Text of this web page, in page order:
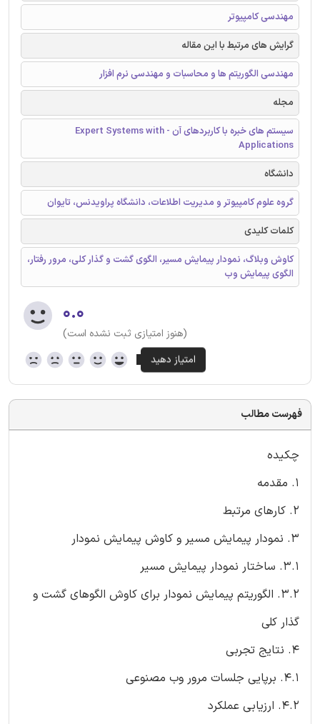
مهندسی کامپیوتر
گرایش های مرتبط با این مقاله
مهندسی الگوریتم ها و محاسبات و مهندسی نرم افزار
مجله
سیستم های خبره با کاربردهای آن - Expert Systems with
Applications
دانشگاه
گروه علوم کامپیوتر و مدیریت اطلاعات، دانشگاه پراویدنس، تایوان
کلمات کلیدی
کاوش وبلاگ، نمودار پیمایش مسیر، الگوی گشت و گذار کلی، مرور رفتار،
الگوی پیمایش وب
۰.۰
(هنوز امتیازی ثبت نشده است)
فهرست مطالب
چکیده
1. مقدمه
2. کارهای مرتبط
3. نمودار پیمایش مسیر و کاوش پیمایش نمودار
3.1. ساختار نمودار پیمایش مسیر
3.2. الگوریتم پیمایش نمودار برای کاوش الگوهای گشت و
گذار کلی
4. نتایج تجربی
4.1. برپایی جلسات مرور وب مصنوعی
4.2. ارزیابی عملکرد